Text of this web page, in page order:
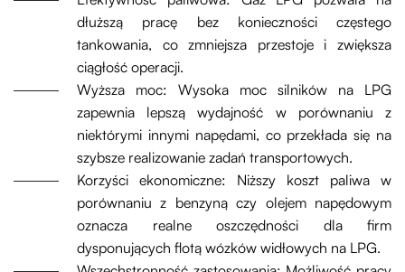
dłuższą pracę bez konieczności częstego
tankowania, co zmniejsza przestoje i zwiększa
ciągłość operacji.
Wyższa moc: Wysoka moc silników na LPG
zapewnia lepszą wydajność w porównaniu z
niektórymi innymi napędami, co przekłada się na
szybsze realizowanie zadań transportowych.
Korzyści ekonomiczne: Niższy koszt paliwa w
porównaniu z benzyną czy olejem napędowym
oznacza realne oszczędności dla firm
dysponujących flotą wózków widłowych na LPG.